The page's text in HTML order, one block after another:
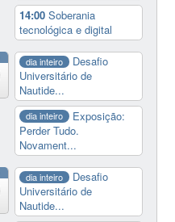
14:00Soberania
tecnológica e digital
dia inteiro
Desafio
Universitário de
Nautide...
dia inteiro
Exposição:
Perder Tudo.
Novament...
dia inteiro
Desafio
Universitário de
Nautide...